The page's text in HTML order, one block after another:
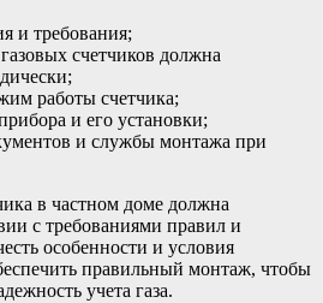
и требования;
счетчиков должна
работы счетчика;
и его установки;
и службы монтажа при
в частном доме должна
с требованиями правил и
особенности и условия
правильный монтаж, чтобы
учета газа.